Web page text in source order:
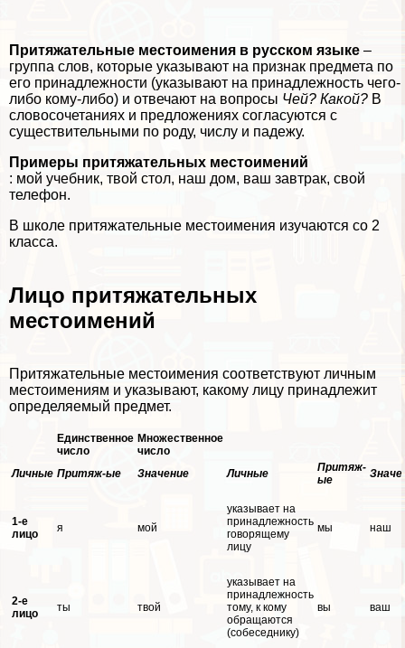
Притяжательные местоимения в русском языке –
группа слов, которые указывают на признак предмета по
его принадлежности (указывают на принадлежность чего-
либо кому-либо) и отвечают на вопросы Чей? Какой? В
словосочетаниях и предложениях согласуются с
существительными по роду, числу и падежу.
Примеры притяжательных местоимений
: мой учебник, твой стол, наш дом, ваш завтpaк, свой
телефон.
В школе притяжательные местоимения изучаются со 2
класса.
Лицо притяжательных
местоимений
Притяжательные местоимения соответствуют личным
местоимениям и указывают, какому лицу принадлежит
определяемый предмет.
Единственное
число
Множественное
число
Личные Притяж-ые Значение Личные
Притяж-
ые
1-е
лицо
я мой
указывает на
принадлежность
говорящему
лицу
мы наш
2-е
лицо
ты твой
указывает на
принадлежность
тому, к кому
обращаются
(собеседнику)
вы ваш